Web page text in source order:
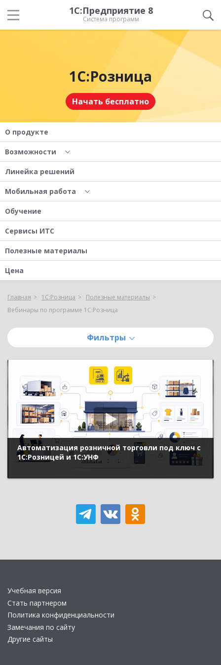
1С:Предприятие 8
Система программ
1С:Розница
Начать бесплатно
О продукте
Возможности
Линейка решений
Мобильная работа
Обучение
Сервисы ИТС
Полезные материалы
Цена
Главная 1С:Розница
Полезные материалы
Вебинары по программе 1С:Розница
Фильтры
Автоматизация розничной торговли под ключ с
1С:Розницей и 1С:УНФ
Учебная версия
Стать партнером
Политика конфиденциальности
Замечания по сайту
Другие сайты